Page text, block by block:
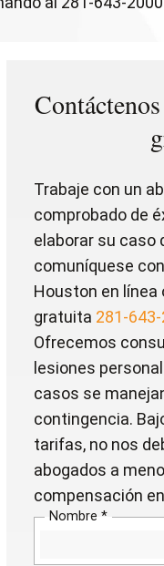
Trabaje con un
comprobado de
elaborar su caso
comuníquese
Houston en línea
gratuita 281-
Ofrecemos
lesiones
casos se
contingencia.
tarifas, no nos
abogados a
compensación
Nombre *